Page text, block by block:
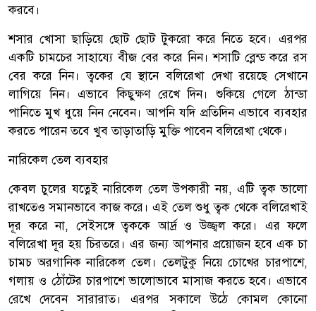
করবে।
শসার খোসা ছাড়িয়ে ছোট ছোট টুকরো করে নিতে হবে। এরপর
একটি চামচের সাহায্যে বীজ বের করে নিন। শসাটি ব্লেন্ড করে রস
বের করে নিন। ত্বকের যে স্থানে বলিরেখা দেখা রয়েছে সেখানে
লাগিয়ে নিন। এভাবে কিছুক্ষণ রেখে দিন। শুকিয়ে গেলে ঠান্ডা
পানিতে মুখ ধুয়ে নিন নেবেন। আপনি যদি প্রতিদিন এভাবে ব্যবহার
করতে পারেন তবে খুব তাড়াতাড়ি মুক্তি পাবেন বলিরেখা থেকে।
নারিকেল তেল ব্যবহার
কেবল চুলের যত্নেই নারিকেল তেল উপকারী নয়, এটি ত্বক ভালো
রাখতেও সমানভাবে কাজ করে। এই তেল শুধু ত্বক থেকে বলিরেখাই
দূর করে না, সেইসঙ্গে ত্বককে আর্দ্র ও উজ্জ্বল করে। এর ফলে
বলিরেখা দূর হয় চিরতরে। এর জন্য আপনার প্রয়োজন হবে এক চা
চামচ অরগানিক নারিকেল তেল। তেলটুকু নিয়ে চোখের চারপাশে,
গলায় ও ঠোঁটের চারপাশে ভালোভাবে মাসাজ করতে হবে। এভাবে
রেখে দেবেন সারারাত। এরপর সকালে উঠে কোমল কোনো